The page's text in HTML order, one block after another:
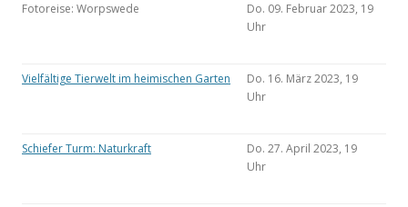
Fotoreise: Worpswede
Do. 09. Februar 2023, 19
Uhr
Vielfältige Tierwelt im heimischen Garten
Do. 16. März 2023, 19
Uhr
Schiefer Turm: Naturkraft
Do. 27. April 2023, 19
Uhr